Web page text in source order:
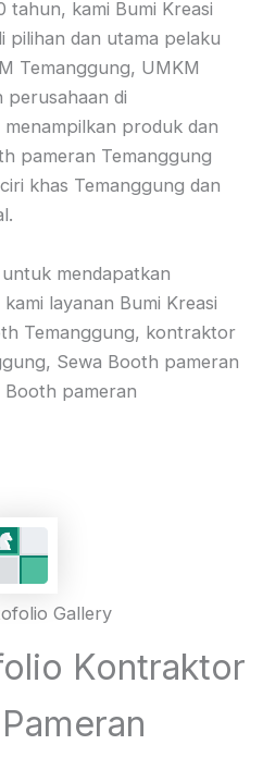
tahun, kami Bumi Kreasi
pilihan dan utama pelaku
Temanggung, UMKM
perusahaan di
produk dan
pameran Temanggung
khas Temanggung dan
mendapatkan
layanan Bumi Kreasi
Temanggung, kontraktor
Sewa Booth pameran
pameran
Gallery
Kontraktor